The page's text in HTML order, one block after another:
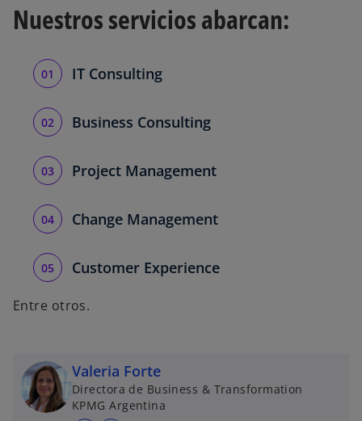
Nuestros servicios abarcan:
IT Consulting
Business Consulting
Project Management
Change Management
Customer Experience
Entre otros.
Valeria Forte
Directora de Business & Transformation
KPMG Argentina